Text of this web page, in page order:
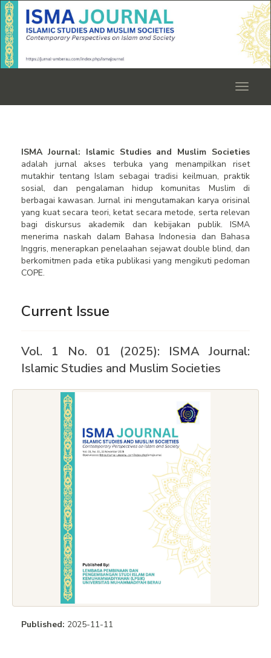
Quick
jump
to
page
content
Main
Toggle
ISMA Journal: Islamic Studies and Muslim Societies
adalah jurnal akses terbuka yang menampilkan riset
mutakhir tentang Islam sebagai tradisi keilmuan, praktik
sosial, dan pengalaman hidup komunitas Muslim di
berbagai kawasan. Jurnal ini mengutamakan karya orisinal
yang kuat secara teori, ketat secara metode, serta relevan
bagi diskursus akademik dan kebijakan publik. ISMA
menerima naskah dalam Bahasa Indonesia dan Bahasa
Inggris, menerapkan penelaahan sejawat double blind, dan
berkomitmen pada etika publikasi yang mengikuti pedoman
COPE.
Current Issue
Vol. 1 No. 01 (2025): ISMA Journal:
Islamic Studies and Muslim Societies
Published: 2025-11-11